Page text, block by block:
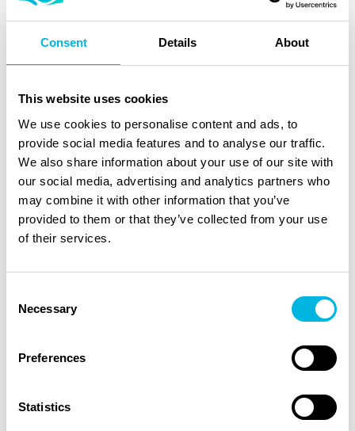
Consent Details About
This website uses cookies
We use cookies to personalise content and ads, to
provide social media features and to analyse our traffic.
We also share information about your use of our site with
our social media, advertising and analytics partners who
may combine it with other information that you’ve
provided to them or that they’ve collected from your use
of their services.
Selection
Necessary
Preferences
Statistics
LazyRiver™-circulatie ontstaat een brede, rustige
en laminaire stroming door het hele zwembad.
Kan ik ook zwemmen als ik geen
topconditie heb?
Ja. Juist omdat de stroming rustig en goed
regelbaar is, kun je op je eigen niveau zwemmen.
Je kunt starten met een zachte stroming voor
schoolslag, hersteltraining of rustig bewegen.
andersom!
Waarom zou ik een brede zwemzone
Een brede zwemzone geeft je lichaam ruimte. Je